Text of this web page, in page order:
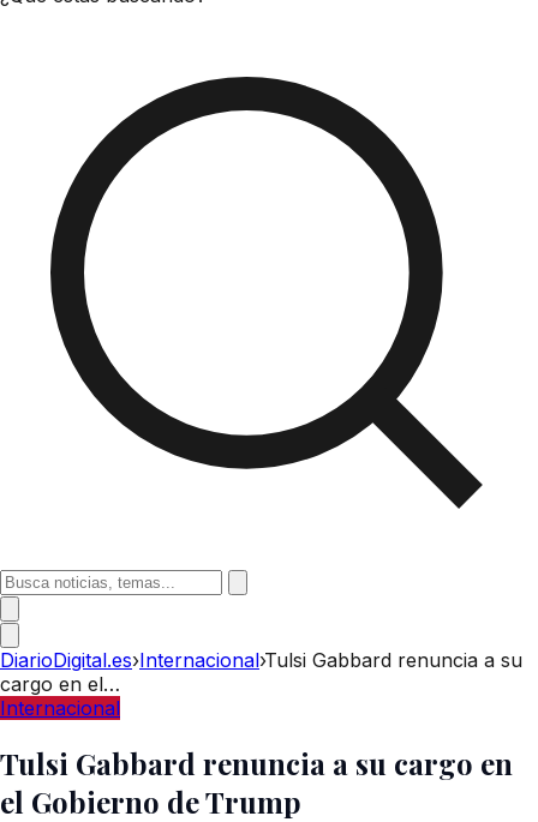
DiarioDigital.es›Internacional›Tulsi Gabbard renuncia a su
cargo en el…
Internacional
Tulsi Gabbard renuncia a su cargo en
el Gobierno de Trump